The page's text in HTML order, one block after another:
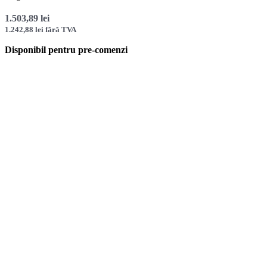
1.503,89 lei
1.242,88 lei fără TVA
Disponibil pentru pre-comenzi